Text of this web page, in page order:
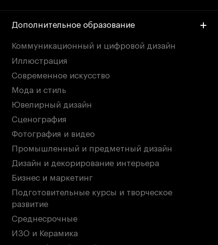
Дополнительное образование
Коммуникационный и цифровой дизайн
Иллюстрация
Современное искусство
Мода и стиль
Ювелирный дизайн
Сценография
Фотография и видео
Промышленный и предметный дизайн
Дизайн и декорирование интерьера
Бизнес и маркетинг
Подготовительные курсы и творческое
развитие
Среднесрочные
ИЗО и Керамика